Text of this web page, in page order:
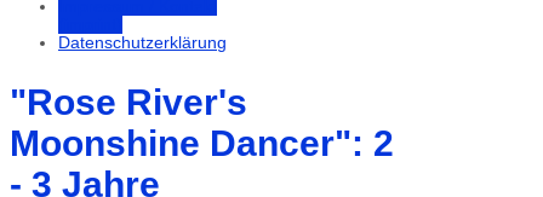
Datenschutzerklärung
"Rose River's
Moonshine Dancer": 2
- 3 Jahre